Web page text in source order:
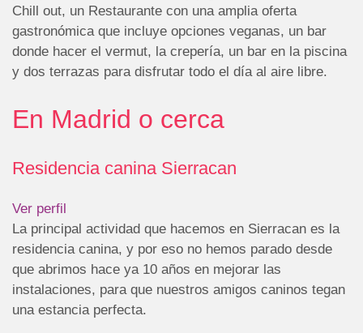
Chill out, un Restaurante con una amplia oferta
gastronómica que incluye opciones veganas, un bar
donde hacer el vermut, la crepería, un bar en la piscina
y dos terrazas para disfrutar todo el día al aire libre.
En Madrid o cerca
Residencia canina Sierracan
Ver perfil
La principal actividad que hacemos en Sierracan es la
residencia canina, y por eso no hemos parado desde
que abrimos hace ya 10 años en mejorar las
instalaciones, para que nuestros amigos caninos tegan
una estancia perfecta.